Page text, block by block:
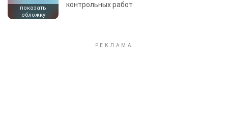
показать
обложку
контрольных работ